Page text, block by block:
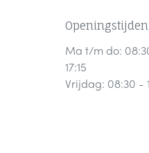
Openingstijden
Ma t/m do:
17:15
Vrijdag: 08:30 -